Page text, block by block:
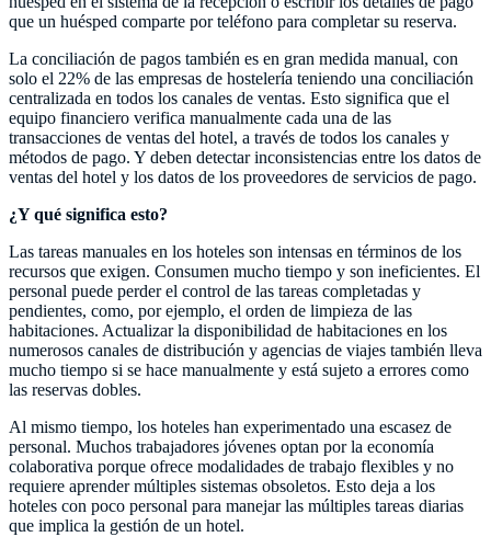
que un huésped comparte por teléfono para completar su reserva.
La conciliación de pagos también es en gran medida manual, con
solo el 22% de las empresas de hostelería teniendo una conciliación
centralizada en todos los canales de ventas. Esto significa que el
equipo financiero verifica manualmente cada una de las
transacciones de ventas del hotel, a través de todos los canales y
métodos de pago. Y deben detectar inconsistencias entre los datos de
ventas del hotel y los datos de los proveedores de servicios de pago.
¿Y qué significa esto?
Las tareas manuales en los hoteles son intensas en términos de los
recursos que exigen. Consumen mucho tiempo y son ineficientes. El
personal puede perder el control de las tareas completadas y
pendientes, como, por ejemplo, el orden de limpieza de las
habitaciones. Actualizar la disponibilidad de habitaciones en los
numerosos canales de distribución y agencias de viajes también lleva
mucho tiempo si se hace manualmente y está sujeto a errores como
las reservas dobles.
Al mismo tiempo, los hoteles han experimentado una escasez de
personal. Muchos trabajadores jóvenes optan por la economía
colaborativa porque ofrece modalidades de trabajo flexibles y no
requiere aprender múltiples sistemas obsoletos. Esto deja a los
hoteles con poco personal para manejar las múltiples tareas diarias
que implica la gestión de un hotel.